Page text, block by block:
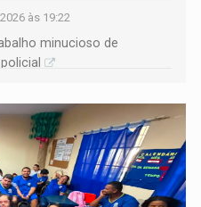
às 19:22
minucioso de